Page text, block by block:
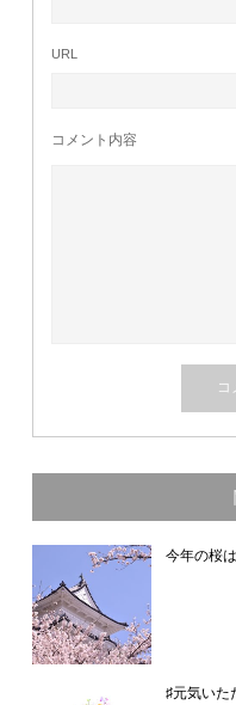
URL
コメント内容
今年の桜は
♯元気いた